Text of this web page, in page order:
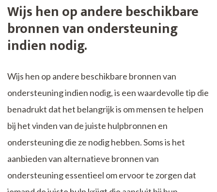
Wijs hen op andere beschikbare
bronnen van ondersteuning
indien nodig.
Wijs hen op andere beschikbare bronnen van
ondersteuning indien nodig, is een waardevolle tip die
benadrukt dat het belangrijk is om mensen te helpen
bij het vinden van de juiste hulpbronnen en
ondersteuning die ze nodig hebben. Soms is het
aanbieden van alternatieve bronnen van
ondersteuning essentieel om ervoor te zorgen dat